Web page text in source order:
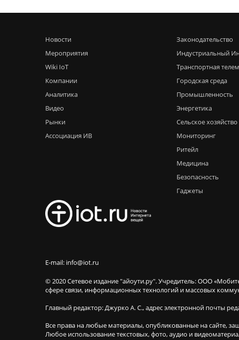
Новости
Мероприятия
Wiki IoT
Компании
Аналитика
Видео
Рынки
Ассоциация ИВ
Законодательство
Индустриальный
Транспортная
Городская среда
Промышленность
Энергетика
Сельское хозяйство
Мониторинг
Ритейл
Медицина
Безопасность
Гаджеты
E-mail: info@iot.ru
© 2020 Сетевое издание "айоути.ру". Учредитель: ООО
сфере связи, информационных технологий и массовых
Главный редактор: Джурко А. С., адрес электронной почты
Все права на любые материалы, опубликованные на сайте,
Любое использование текстовых, фото, аудио и